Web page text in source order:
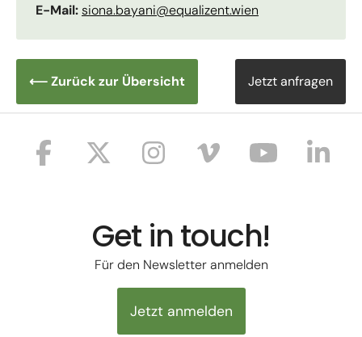
E-Mail:siona.bayani@equalizent.wien
⟵ Zurück zur Übersicht Jetzt anfragen
Get in touch!
Für den Newsletter anmelden
Jetzt anmelden